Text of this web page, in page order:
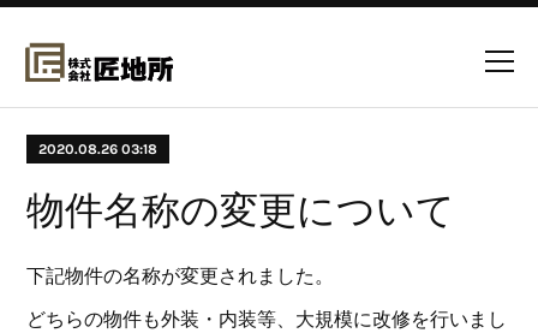
2020.08.26 03:18
物件名称の変更について
下記物件の名称が変更されました。
どちらの物件も外装・内装等、大規模に改修を行いまし